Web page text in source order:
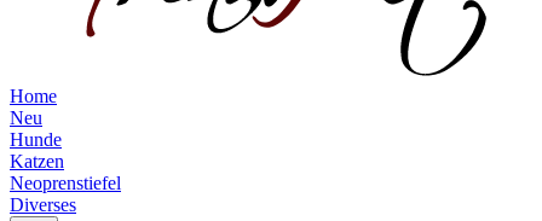
Home
Neu
Hunde
Katzen
Neoprenstiefel
Diverses